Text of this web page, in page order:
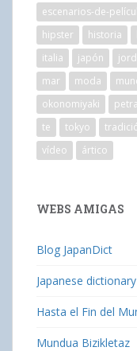
escenarios-de-
hipster
historia
italia
japón
mar
moda
okonomiyaki
petra
te
tokyo
vídeo
ártico
WEBS AMIGAS
Blog JapanDict
Japanese dictionary
Hasta el Fin del
Mundua Bizikletaz